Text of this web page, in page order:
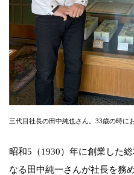
三代目社長の田中純也さん。33歳の時に
昭和5（1930）年に創業した
なる田中純一さんが社長を務